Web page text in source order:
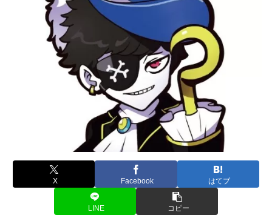
X Facebook はてブ
LINE コピー